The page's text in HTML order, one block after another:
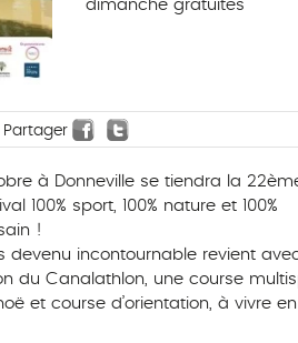
dimanche gratuites
Partager
à Donneville se tiendra la
100% sport, 100% nature et 100%
!
devenu incontournable revient
du Canalathlon, une course
et course d’orientation, à vivre en